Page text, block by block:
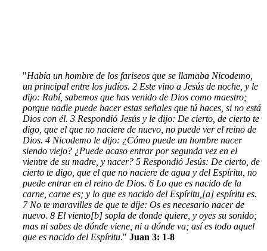
"Había un hombre de los fariseos que se llamaba Nicodemo,
un principal entre los judíos. 2 Este vino a Jesús de noche, y le
dijo: Rabí, sabemos que has venido de Dios como maestro;
porque nadie puede hacer estas señales que tú haces, si no está
Dios con él. 3 Respondió Jesús y le dijo: De cierto, de cierto te
digo, que el que no naciere de nuevo, no puede ver el reino de
Dios. 4 Nicodemo le dijo: ¿Cómo puede un hombre nacer
siendo viejo? ¿Puede acaso entrar por segunda vez en el
vientre de su madre, y nacer? 5 Respondió Jesús: De cierto, de
cierto te digo, que el que no naciere de agua y del Espíritu, no
puede entrar en el reino de Dios. 6 Lo que es nacido de la
carne, carne es; y lo que es nacido del Espíritu,[a] espíritu es.
7 No te maravilles de que te dije: Os es necesario nacer de
nuevo. 8 El viento[b] sopla de donde quiere, y oyes su sonido;
mas ni sabes de dónde viene, ni a dónde va; así es todo aquel
que es nacido del Espíritu." Juan 3: 1-8